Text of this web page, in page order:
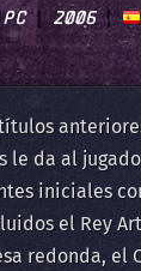
PC
2006
le da al
iniciales
el Rey
redonda, el